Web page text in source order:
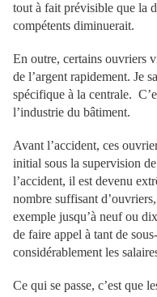
tout à fait prévisible que la
compétents diminuerait.
En outre, certains ouvriers
de l’argent rapidement. Je
spécifique à la centrale.
l’industrie du bâtiment.
Avant l’accident, ces
initial sous la supervision
l’accident, il est devenu
nombre suffisant
exemple jusqu’à neuf ou
de faire appel à tant de
considérablement les
Ce qui se passe, c’est que